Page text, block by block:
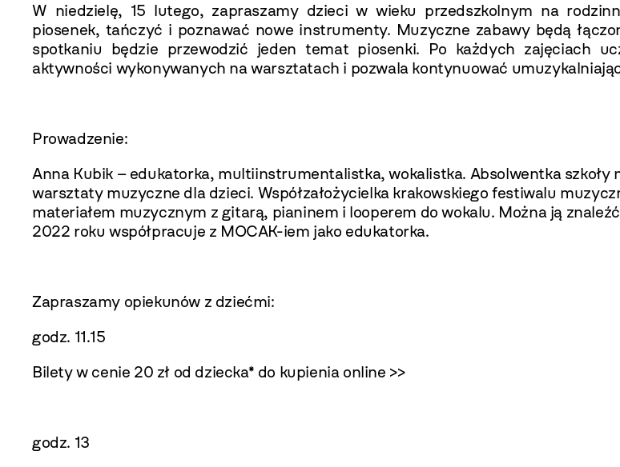
W niedzielę, 15 lutego, zapraszamy dzieci w wieku przedszkolnym na
piosenek, tańczyć i poznawać nowe instrumenty. Muzyczne zabawy będą
spotkaniu będzie przewodzić jeden temat piosenki. Po każdych zajęciach
aktywności wykonywanych na warsztatach i pozwala kontynuować
Prowadzenie:
Anna Kubik – edukatorka, multiinstrumentalistka, wokalistka. Absolwentka szkoły
warsztaty muzyczne dla dzieci. Współzałożycielka krakowskiego festiwalu
materiałem muzycznym z gitarą, pianinem i looperem do wokalu. Można ją
2022 roku współpracuje z MOCAK-iem jako edukatorka.
Zapraszamy opiekunów z dziećmi:
godz. 11.15
Bilety w cenie 20 zł od dziecka* do kupienia online >>
godz. 13